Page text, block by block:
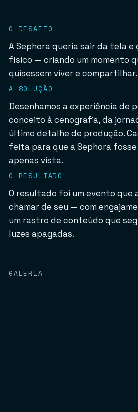
O DESAFIO
A Sephora queria sair da tela e
físico — criando um momento
quisessem viver e compartilhar.
A SOLUÇÃO
Desenhamos a experiência de
conceito à cenografia, da
último detalhe de produção.
feita para que a Sephora
apenas vista.
O RESULTADO
O resultado foi um evento que
chamar de seu — com
um rastro de conteúdo que
luzes apagadas.
GALERIA